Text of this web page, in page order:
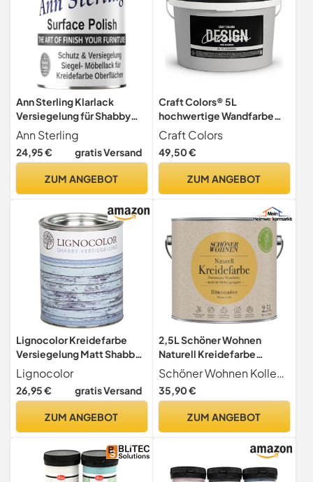
Ann Sterling Klarlack
Versiegelung für Shabby
Chic Kreidefarbe (750ml)
Ann Sterling
24,95 € gratis Versand
ZUM ANGEBOT
Craft Colors® 5L
hochwertige Wandfarbe
edelmatt, Kreidefarbe
made in Germany, DESIGN
Collection No. 712 seiden
lösemittelfrei,
Craft Colors
49,50 €
ZUM ANGEBOT
Lignocolor Kreidefarbe
Versiegelung Matt Shabby
Chic 750ml
Lignocolor
26,95 € gratis Versand
ZUM ANGEBOT
2,5L Schöner Wohnen
Naturell Kreidefarbe
Blütenzauber, Warmes Gelb
Schöner Wohnen Kollektion
35,90 €
ZUM ANGEBOT